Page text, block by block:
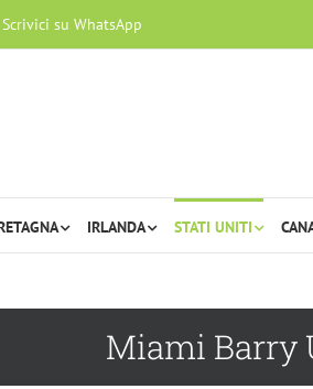
Scrivici su WhatsApp
IRLANDA STATI UNITI
Miami Barry